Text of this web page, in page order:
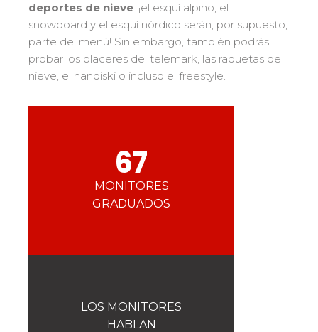
Nuestras competencias
La trayectoria esf
75 años de experiencia
Competiciones
Presentación del Club esf
deportes de nieve: ¡el esquí alpino, el
snowboard y el esquí nórdico serán, por supuesto,
parte del menú! Sin embargo, también podrás
probar los placeres del telemark, las raquetas de
nieve, el handiski o incluso el freestyle.
67
MONITORES
GRADUADOS
LOS MONITORES
HABLAN